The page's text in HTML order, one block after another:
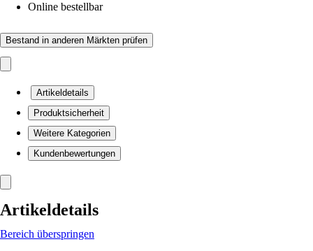
Online bestellbar
Bestand in anderen Märkten prüfen
Artikeldetails
Produktsicherheit
Weitere Kategorien
Kundenbewertungen
Artikeldetails
Bereich überspringen